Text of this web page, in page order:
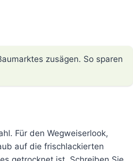
zusägen. So sparen
Für den Wegweiserlook,
auf die frischlackierten